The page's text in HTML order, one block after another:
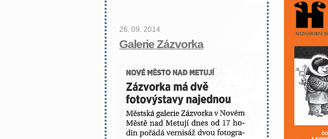
26. 09. 2014
Galerie Zázvorka